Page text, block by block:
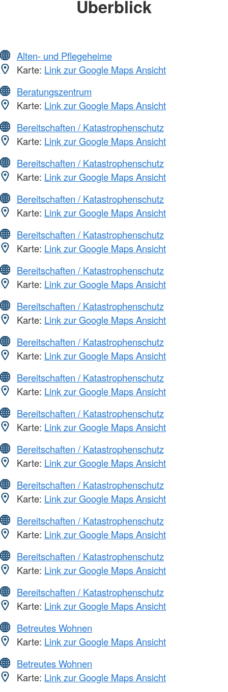
Überblick
Alten- und Pflegeheime
Karte: Link zur Google Maps Ansicht
Beratungszentrum
Karte: Link zur Google Maps Ansicht
Bereitschaften / Katastrophenschutz
Karte: Link zur Google Maps Ansicht
Bereitschaften / Katastrophenschutz
Karte: Link zur Google Maps Ansicht
Bereitschaften / Katastrophenschutz
Karte: Link zur Google Maps Ansicht
Bereitschaften / Katastrophenschutz
Karte: Link zur Google Maps Ansicht
Bereitschaften / Katastrophenschutz
Karte: Link zur Google Maps Ansicht
Bereitschaften / Katastrophenschutz
Karte: Link zur Google Maps Ansicht
Bereitschaften / Katastrophenschutz
Karte: Link zur Google Maps Ansicht
Bereitschaften / Katastrophenschutz
Karte: Link zur Google Maps Ansicht
Bereitschaften / Katastrophenschutz
Karte: Link zur Google Maps Ansicht
Bereitschaften / Katastrophenschutz
Karte: Link zur Google Maps Ansicht
Bereitschaften / Katastrophenschutz
Karte: Link zur Google Maps Ansicht
Bereitschaften / Katastrophenschutz
Karte: Link zur Google Maps Ansicht
Bereitschaften / Katastrophenschutz
Karte: Link zur Google Maps Ansicht
Bereitschaften / Katastrophenschutz
Karte: Link zur Google Maps Ansicht
Betreutes Wohnen
Karte: Link zur Google Maps Ansicht
Betreutes Wohnen
Karte: Link zur Google Maps Ansicht